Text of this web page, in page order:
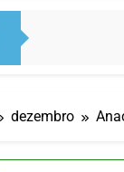
dezembro